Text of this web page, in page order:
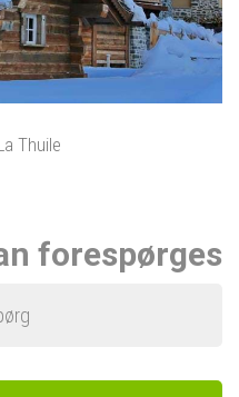
Thuile
forespørges